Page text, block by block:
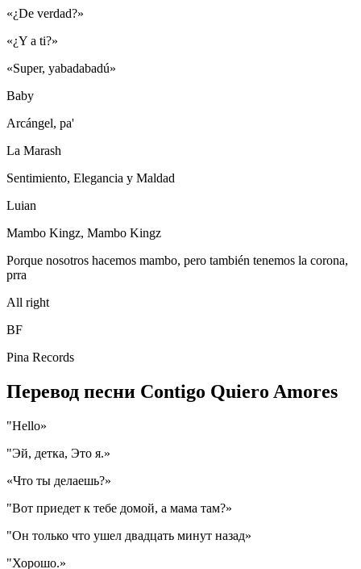
«¿De verdad?»
«¿Y a ti?»
«Super, yabadabadú»
Baby
Arcángel, pa'
La Marash
Sentimiento, Elegancia y Maldad
Luian
Mambo Kingz, Mambo Kingz
Porque nosotros hacemos mambo, pero también tenemos la corona,
prra
All right
BF
Pina Records
Перевод песни Contigo Quiero Amores
"Hello»
"Эй, детка, Это я.»
«Что ты делаешь?»
"Вот приедет к тебе домой, а мама там?»
"Он только что ушел двадцать минут назад»
"Хорошо.»